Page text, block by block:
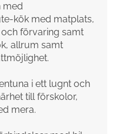
med
kök med matplats,
förvaring samt
allrum samt
i ett lugnt och
till förskolor,
mera.